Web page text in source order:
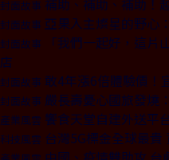
封面故事 補助、補助、補助！
封面故事 亞果入主燦星的野心
封面故事
「我們一起好，這片
店
封面故事 敢4年漲6倍體驗價！
封面故事 嚴長壽憂心國旅發燒
產業風雲 饗食天堂自建外送平
科技風雲 台灣5G標金全球最貴